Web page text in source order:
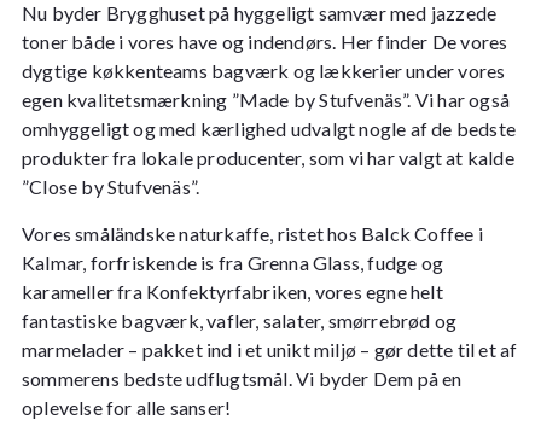
Nu byder Brygghuset på hyggeligt samvær med jazzede
toner både i vores have og indendørs. Her finder Devores
dygtige køkkenteams bagværk og lækkerier under vores
egen kvalitetsmærkning ”Made by Stufvenäs”. Vi har også
omhyggeligt og med kærlighed udvalgt nogle af de bedste
produkter fra lokale producenter, som vi har valgt at kalde
”Close by Stufvenäs”.
Vores småländske naturkaffe, ristet hos Balck Coffee i
Kalmar, forfriskende is fra Grenna Glass, fudge og
karameller fra Konfektyrfabriken, vores egne helt
fantastiske bagværk, vafler, salater, smørrebrød og
marmelader – pakket ind i et unikt miljø – gør dette til et af
sommerens bedste udflugtsmål. Vi byder Dem på en
oplevelse for alle sanser!